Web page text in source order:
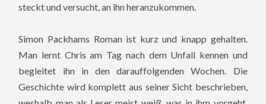
steckt und versucht, an ihn heranzukommen.
Simon Packhams Roman ist kurz und knapp gehalten.
Man lernt Chris am Tag nach dem Unfall kennen und
begleitet ihn in den darauffolgenden Wochen. Die
Geschichte wird komplett aus seiner Sicht beschrieben,